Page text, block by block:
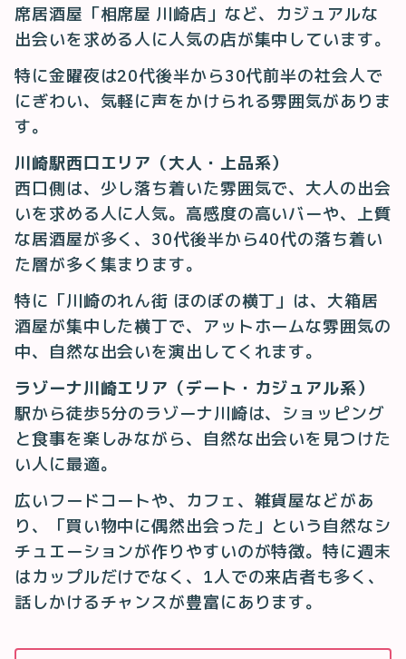
席居酒屋「相席屋 川崎店」など、カジュアルな
出会いを求める人に人気の店が集中しています。
特に金曜夜は20代後半から30代前半の社会人で
にぎわい、気軽に声をかけられる雰囲気がありま
す。
川崎駅西口エリア（大人・上品系）
西口側は、少し落ち着いた雰囲気で、大人の出会
いを求める人に人気。高感度の高いバーや、上質
な居酒屋が多く、30代後半から40代の落ち着い
た層が多く集まります。
特に「川崎のれん街 ほのぼの横丁」は、大箱居
酒屋が集中した横丁で、アットホームな雰囲気の
中、自然な出会いを演出してくれます。
ラゾーナ川崎エリア（デート・カジュアル系）
駅から徒歩5分のラゾーナ川崎は、ショッピング
と食事を楽しみながら、自然な出会いを見つけた
い人に最適。
広いフードコートや、カフェ、雑貨屋などがあ
り、「買い物中に偶然出会った」という自然なシ
チュエーションが作りやすいのが特徴。特に週末
はカップルだけでなく、1人での来店者も多く、
話しかけるチャンスが豊富にあります。